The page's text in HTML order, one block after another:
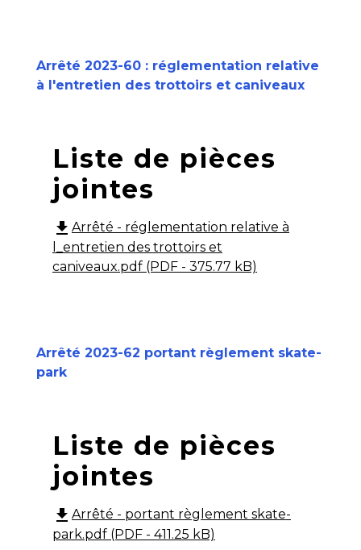
Arrêté 2023-60 : réglementation relative
à l'entretien des trottoirs et caniveaux
Liste de pièces
jointes
file_download Arrêté - réglementation relative à
l_entretien des trottoirs et
caniveaux.pdf (PDF - 375.77 kB)
Arrêté 2023-62 portant règlement skate-
park
Liste de pièces
jointes
file_download Arrêté - portant règlement skate-
park.pdf (PDF - 411.25 kB)